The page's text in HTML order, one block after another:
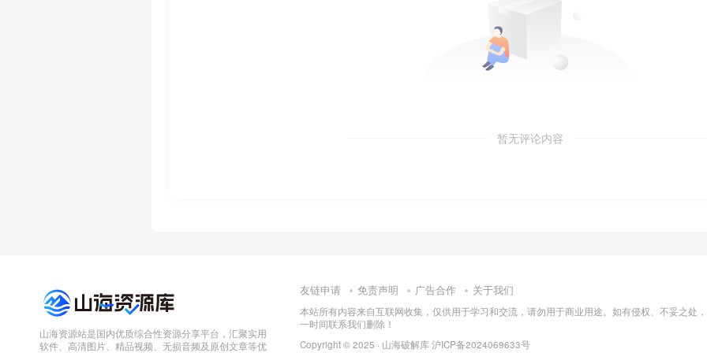
暂无评论内容
山海资源站是国内优质综合性资源分享平台，汇聚实用
软件、高清图片、精品视频、无损音频及原创文章等优
友链申请 免责声明 广告合作 关于我们
本站所有内容来自互联网收集，仅供用于学习和交流，请勿用于商业用途。如有侵权、不妥之处
一时间联系我们删除！
Copyright © 2025 · 山海破解库沪ICP备2024069633号